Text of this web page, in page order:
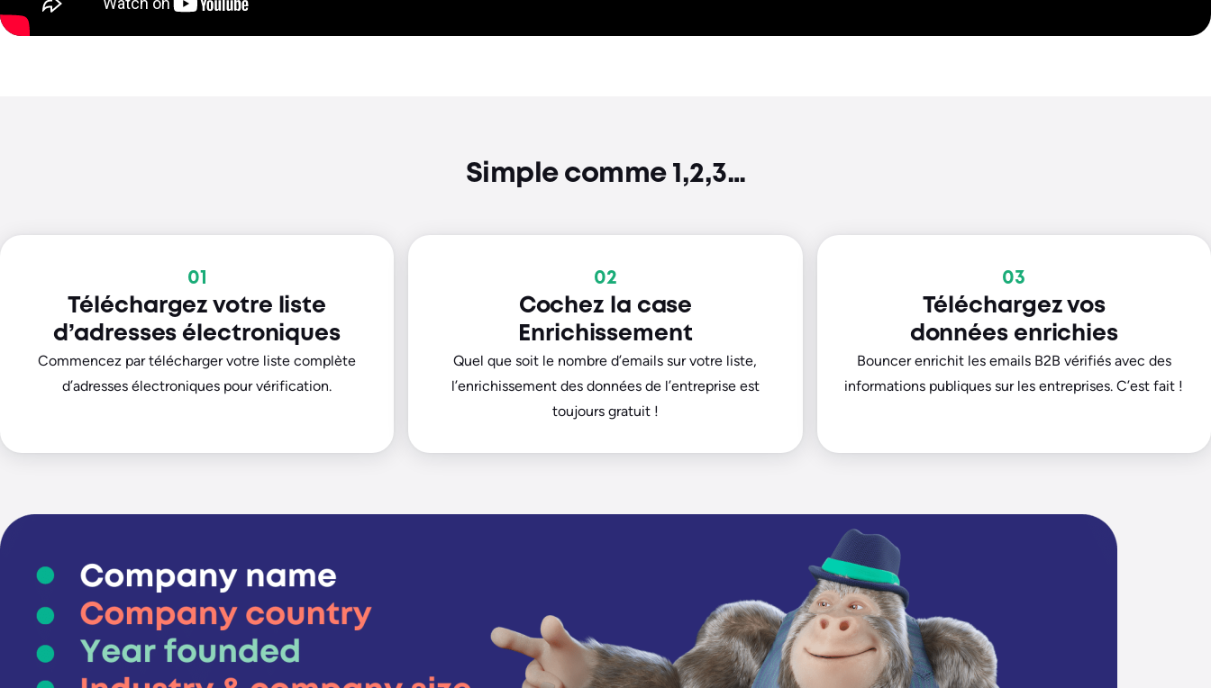
Simple comme 1,2,3…
01
Téléchargez votre liste
d’adresses électroniques
Commencez par télécharger votre liste complète
d’adresses électroniques pour vérification.
02
Cochez la case
Enrichissement
Quel que soit le nombre d’emails sur votre liste,
l’enrichissement des données de l’entreprise est
toujours gratuit !
03
Téléchargez vos
données enrichies
Bouncer enrichit les emails B2B vérifiés avec des
informations publiques sur les entreprises. C’est fait !